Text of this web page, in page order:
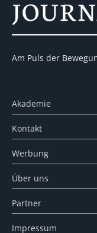
Am Puls der
Akademie
Kontakt
Werbung
Über uns
Partner
Impressum